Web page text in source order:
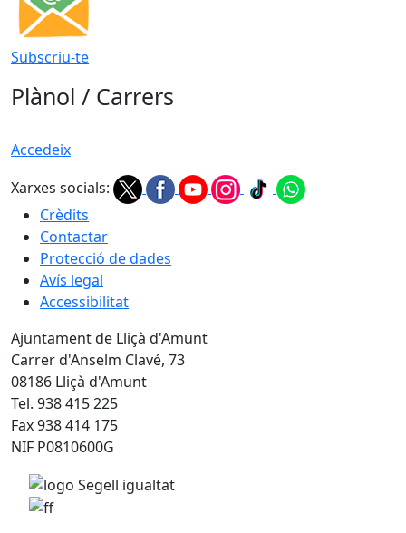
Subscriu-te
Plànol / Carrers
Accedeix
Xarxes socials:
Crèdits
Contactar
Protecció de dades
Avís legal
Accessibilitat
Ajuntament de Lliçà d'Amunt
Carrer d'Anselm Clavé, 73
08186 Lliçà d'Amunt
Tel. 938 415 225
Fax 938 414 175
NIF P0810600G